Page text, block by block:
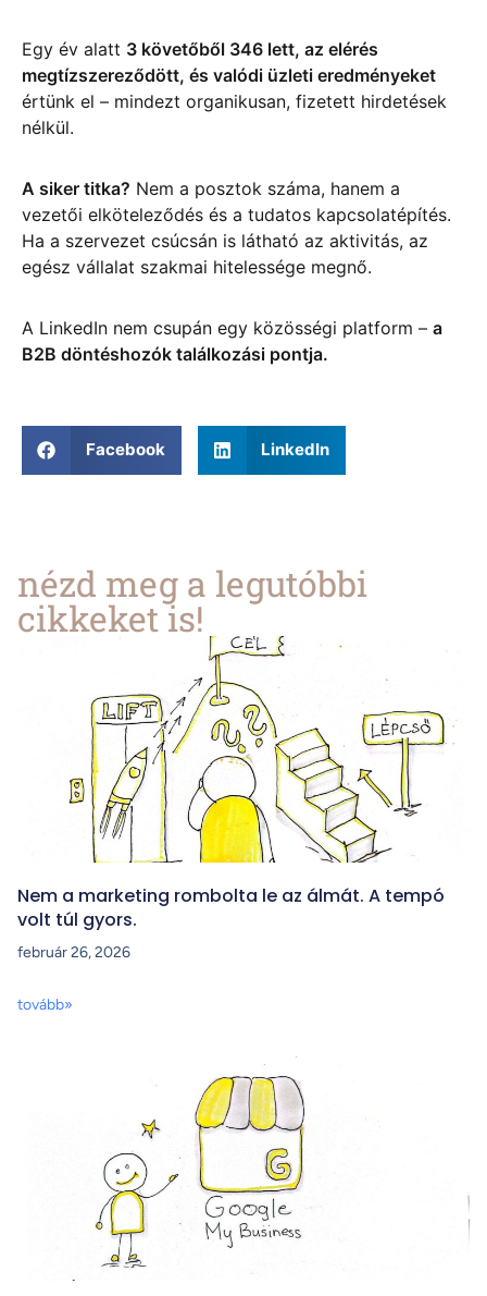
Egy év alatt 3 követőből 346 lett, az elérés
megtízszereződött, és valódi üzleti eredményeket
értünk el – mindezt organikusan, fizetett hirdetések
nélkül.
A siker titka? Nem a posztok száma, hanem a
vezetői elköteleződés és a tudatos kapcsolatépítés.
Ha a szervezet csúcsán is látható az aktivitás, az
egész vállalat szakmai hitelessége megnő.
A LinkedIn nem csupán egy közösségi platform – a
B2B döntéshozók találkozási pontja.
Facebook LinkedIn
nézd meg a legutóbbi
cikkeket is!
Nem a marketing rombolta le az álmát. A tempó
volt túl gyors.
február 26, 2026
tovább»